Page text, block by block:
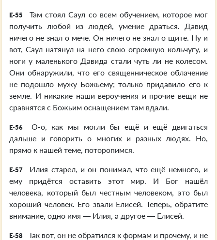
E-55
Там стоял Саул со всем обучением, которое мог
получить любой из людей, умение драться. Давид
ничего не знал о мече. Он ничего не знал о щите. Ну и
вот, Саул натянул на него свою огромную кольчугу, и
ноги у маленького Давида стали чуть ли не колесом.
Они обнаружили, что его священническое облачение
не подошло мужу Божьему; только придавило его к
земле. И никакие наши вероучения и прочие вещи не
сравнятся с Божьим оснащением там вдали.
E-56
О-о, как мы могли бы ещё и ещё двигаться
дальше и говорить о многих и разных людях. Но,
прямо к нашей теме, поторопимся.
E-57
Илия старел, и он понимал, что ещё немного, и
ему придётся оставить этот мир. И Бог нашёл
человека, который был честным человеком, это был
хороший человек. Его звали Елисей. Теперь, обратите
внимание, одно имя — Илия, а другое — Елисей.
E-58
Так вот, он не обратился к формам и прочему, и не